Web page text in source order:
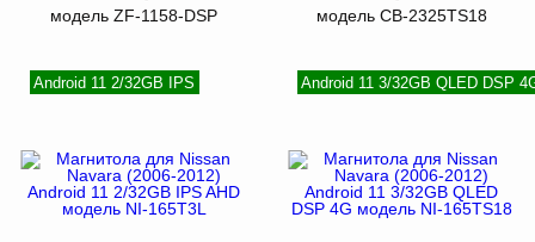
модель ZF-1158-DSP
модель CB-2325TS18
Android 11 2/32GB IPS Android 11 3/32GB QLED DSP